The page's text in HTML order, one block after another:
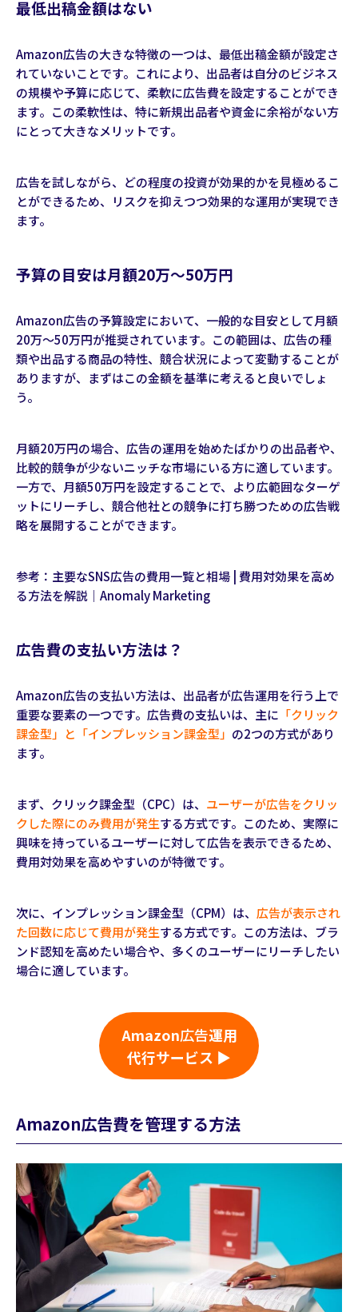
最低出稿金額はない
Amazon広告の大きな特徴の一つは、最低出稿金額が設定さ
れていないことです。これにより、出品者は自分のビジネス
の規模や予算に応じて、柔軟に広告費を設定することができ
ます。この柔軟性は、特に新規出品者や資金に余裕がない方
にとって大きなメリットです。
広告を試しながら、どの程度の投資が効果的かを見極めるこ
とができるため、リスクを抑えつつ効果的な運用が実現でき
ます。
予算の目安は月額20万～50万円
Amazon広告の予算設定において、一般的な目安として月額
20万〜50万円が推奨されています。この範囲は、広告の種
類や出品する商品の特性、競合状況によって変動することが
ありますが、まずはこの金額を基準に考えると良いでしょ
う。
月額20万円の場合、広告の運用を始めたばかりの出品者や、
比較的競争が少ないニッチな市場にいる方に適しています。
一方で、月額50万円を設定することで、より広範囲なターゲ
ットにリーチし、競合他社との競争に打ち勝つための広告戦
略を展開することができます。
参考： 主要なSNS広告の費用一覧と相場 | 費用対効果を高め
る方法を解説｜Anomaly Marketing
広告費の支払い方法は？
Amazon広告の支払い方法は、出品者が広告運用を行う上で
重要な要素の一つです。広告費の支払いは、主に 「クリック
課金型」と「インプレッション課金型」 の2つの方式があり
ます。
まず、クリック課金型（CPC）は、 ユーザーが広告をクリッ
クした際にのみ費用が発生する方式です。このため、実際に
興味を持っているユーザーに対して広告を表示できるため、
費用対効果を高めやすいのが特徴です。
次に、インプレッション課金型（CPM）は、 広告が表示され
た回数に応じて費用が発生する方式です。この方法は、ブラ
ンド認知を高めたい場合や、多くのユーザーにリーチしたい
場合に適しています。
Amazon広告運用
代行サービス ▶
Amazon広告費を管理する方法